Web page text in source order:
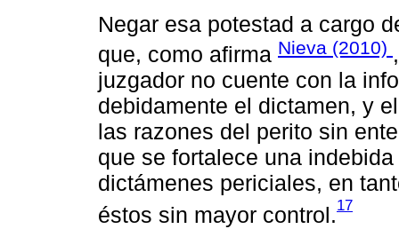
Negar esa potestad a cargo
que, como afirma Nieva (2010)
juzgador no cuente con la
debidamente el dictamen, y
las razones del perito sin
que se fortalece una
dictámenes periciales, en
éstos sin mayor control.17